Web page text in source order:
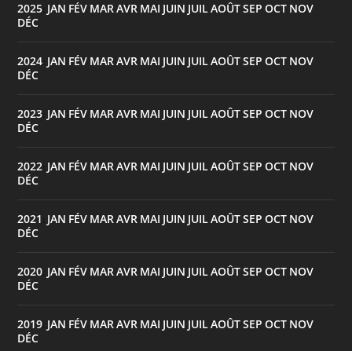
2025 JAN FÉV MARAVR MAI JUIN JUILAOÛTSEP OCT NOV
DÉC
2024 JAN FÉV MARAVR MAI JUIN JUILAOÛTSEP OCT NOV
DÉC
2023 JAN FÉV MARAVR MAI JUIN JUILAOÛTSEP OCT NOV
DÉC
2022 JAN FÉV MARAVR MAI JUIN JUILAOÛTSEP OCT NOV
DÉC
2021 JAN FÉV MARAVR MAI JUIN JUILAOÛTSEP OCT NOV
DÉC
2020 JAN FÉV MARAVR MAI JUIN JUILAOÛTSEP OCT NOV
DÉC
2019 JAN FÉV MARAVR MAI JUIN JUILAOÛTSEP OCT NOV
DÉC